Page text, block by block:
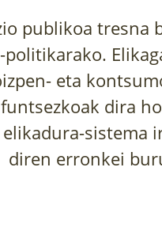
publikoa tresna
eta
dira
sistema
diren erronkei